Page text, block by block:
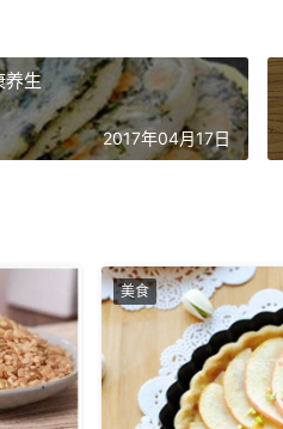
养生
2017年04月17日
美食